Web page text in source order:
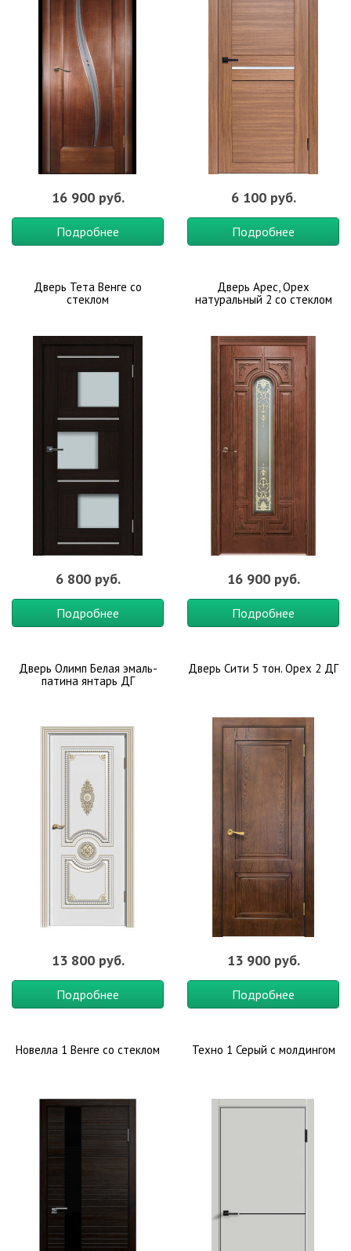
16 900 руб.
Подробнее
6 100 руб.
Подробнее
Дверь Тета Венге со
стеклом
6 800 руб.
Подробнее
Дверь Арес, Орех
натуральный 2 со стеклом
16 900 руб.
Подробнее
Дверь Олимп Белая эмаль-
патина янтарь ДГ
13 800 руб.
Подробнее
Дверь Сити 5 тон. Орех 2 ДГ
13 900 руб.
Подробнее
Новелла 1 Венге со стеклом Техно 1 Серый с молдингом